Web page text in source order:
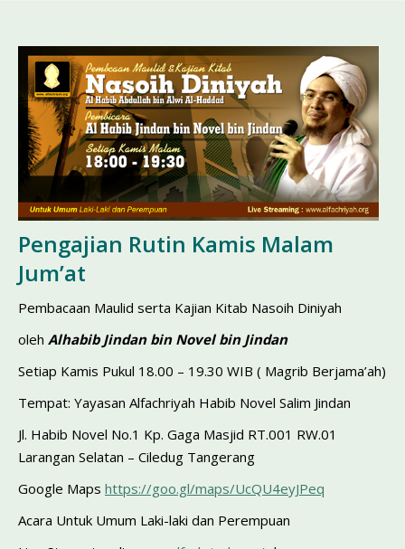
Pengajian Rutin Kamis Malam
Jum’at
Pembacaan Maulid serta Kajian Kitab Nasoih Diniyah
oleh Alhabib Jindan bin Novel bin Jindan
Setiap Kamis Pukul 18.00 – 19.30 WIB ( Magrib Berjama’ah)
Tempat: Yayasan Alfachriyah Habib Novel Salim Jindan
Jl. Habib Novel No.1 Kp. Gaga Masjid RT.001 RW.01
Larangan Selatan – Ciledug Tangerang
Google Maps https://goo.gl/maps/UcQU4eyJPeq
Acara Untuk Umum Laki-laki dan Perempuan